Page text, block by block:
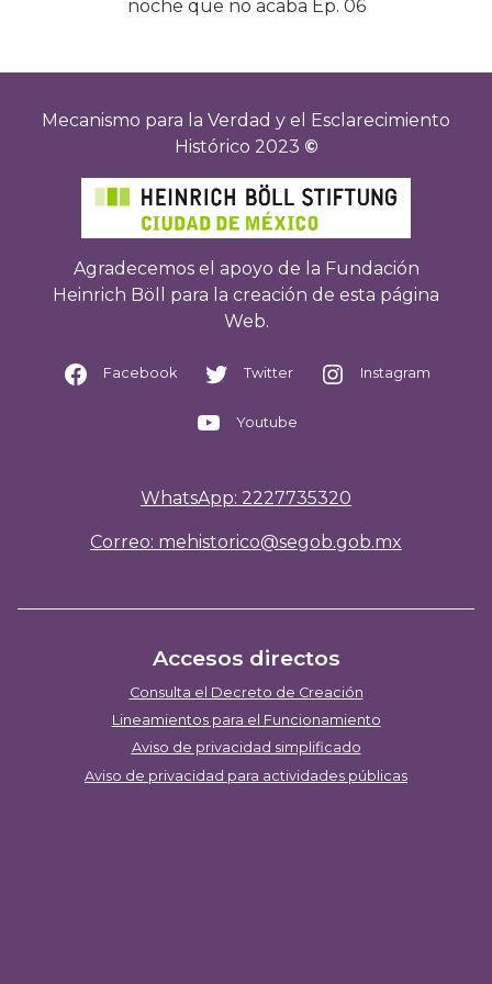
noche que no acaba Ep. 06
Mecanismo para la Verdad y el Esclarecimiento
Histórico 2023 ©
Agradecemos el apoyo de la Fundación
Heinrich Böll para la creación de esta página
Web.
Facebook Twitter Instagram
Youtube
WhatsApp: 2227735320
Correo: mehistorico@segob.gob.mx
Accesos directos
Consulta el Decreto de Creación
Lineamientos para el Funcionamiento
Aviso de privacidad simplificado
Aviso de privacidad para actividades públicas